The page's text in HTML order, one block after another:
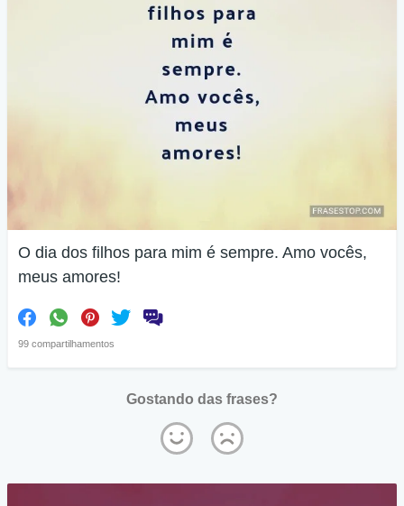
O dia dos filhos para mim é sempre. Amo vocês,
meus amores!
99 compartilhamentos
Gostando das frases?